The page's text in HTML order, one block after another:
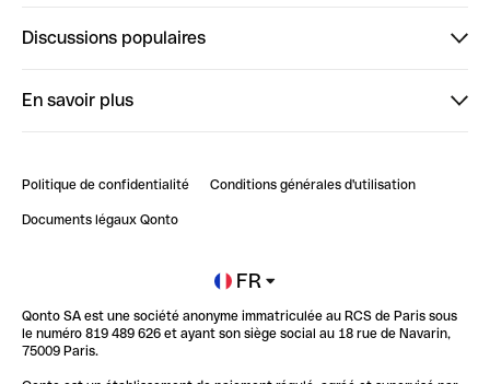
ClubQonto
Discussions populaires
Impact de l'IA sur les carrières/productivité
En savoir plus
Blog
Newsroom
Glossaire finance
Politique de confidentialité Conditions générales d'utilisation
Documents légaux Qonto
FR
Qonto SA est une société anonyme immatriculée au RCS de Paris sous
le numéro 819 489 626 et ayant son siège social au 18 rue de Navarin,
75009 Paris.